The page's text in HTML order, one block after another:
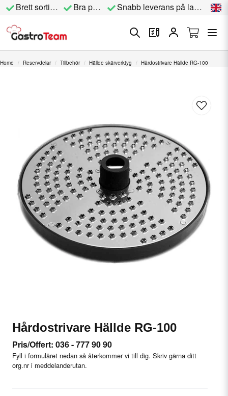
Brett sortiment Bra priser Snabb leverans på lagervara
Home Reservdelar Tillbehör Hällde skärverktyg Hårdostrivare Hällde RG-100
Hårdostrivare Hällde RG-100
Pris/Offert: 036 - 777 90 90
Fyll i formuläret nedan så återkommer vi till dig. Skriv gärna ditt
org.nr i meddelanderutan.